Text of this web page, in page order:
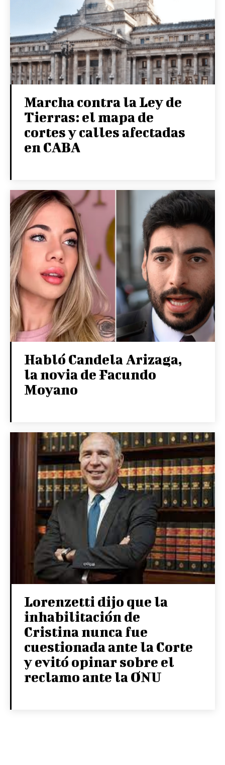
Marcha contra la Ley de
Tierras: el mapa de
cortes y calles afectadas
en CABA
Habló Candela Arizaga,
la novia de Facundo
Moyano
Lorenzetti dijo que la
inhabilitación de
Cristina nunca fue
cuestionada ante la Corte
y evitó opinar sobre el
reclamo ante la ONU